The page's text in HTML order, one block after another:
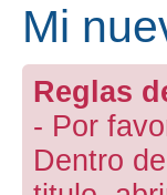
Mi
Reglas
- Por
Dentro